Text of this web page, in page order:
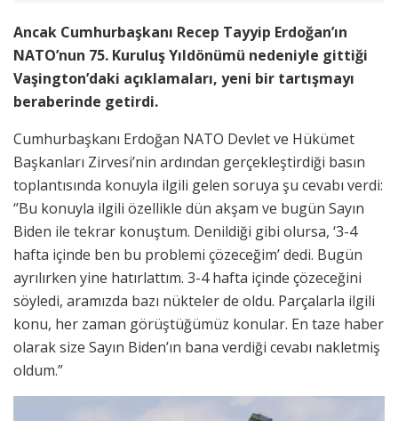
Ancak Cumhurbaşkanı Recep Tayyip Erdoğan’ın
NATO’nun 75. Kuruluş Yıldönümü nedeniyle gittiği
Vaşington’daki açıklamaları, yeni bir tartışmayı
beraberinde getirdi.
Cumhurbaşkanı Erdoğan NATO Devlet ve Hükümet
Başkanları Zirvesi’nin ardından gerçekleştirdiği basın
toplantısında konuyla ilgili gelen soruya şu cevabı verdi:
‘’Bu konuyla ilgili özellikle dün akşam ve bugün Sayın
Biden ile tekrar konuştum. Denildiği gibi olursa, ‘3-4
hafta içinde ben bu problemi çözeceğim’ dedi. Bugün
ayrılırken yine hatırlattım. 3-4 hafta içinde çözeceğini
söyledi, aramızda bazı nükteler de oldu. Parçalarla ilgili
konu, her zaman görüştüğümüz konular. En taze haber
olarak size Sayın Biden’ın bana verdiği cevabı nakletmiş
oldum.”